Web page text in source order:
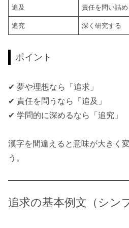
追及 責任を問い詰め
追究 深く研究する
ポイント
✔ 夢や理想なら「追求」
✔ 責任を問うなら「追及」
✔ 学問的に深めるなら「追究」
漢字を間違えると意味が大きく
う。
追求の基本例文（シン